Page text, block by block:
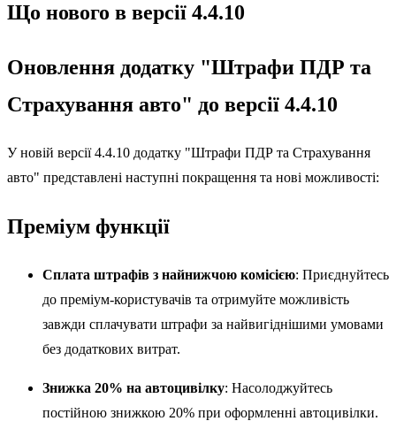
Що нового в версії 4.4.10
Оновлення додатку "Штрафи ПДР та
Страхування авто" до версії 4.4.10
У новій версії 4.4.10 додатку "Штрафи ПДР та Страхування
авто" представлені наступні покращення та нові можливості:
Преміум функції
Сплата штрафів з найнижчою комісією: Приєднуйтесь
до преміум-користувачів та отримуйте можливість
завжди сплачувати штрафи за найвигіднішими умовами
без додаткових витрат.
Знижка 20% на автоцивілку: Насолоджуйтесь
постійною знижкою 20% при оформленні автоцивілки.